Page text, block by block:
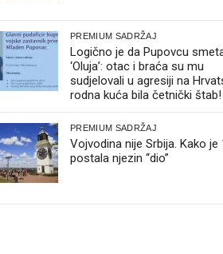
PREMIUM SADRŽAJ
Logično je da Pupovcu
‘Oluja’: otac i braća su mu
sudjelovali u agresiji na
rodna kuća bila četnički štab!
PREMIUM SADRŽAJ
Vojvodina nije Srbija. Kako je
postala njezin “dio”